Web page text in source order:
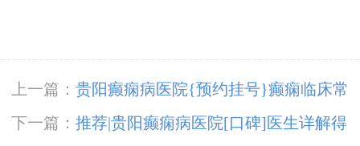
上一篇： 贵阳癫痫病医院{预约挂号}癫痫临床常
见的种类有哪些？
下一篇： 推荐|贵阳癫痫病医院[口碑]医生详解得